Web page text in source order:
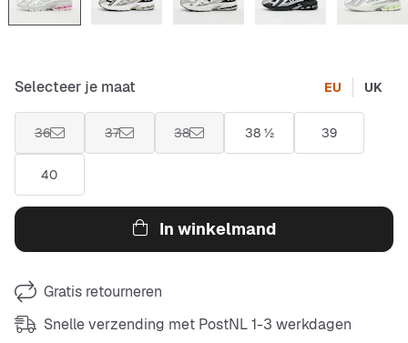
Selecteer je maat EU UK
36 37 38 38 ½ 39
40
In winkelmand
Gratis retourneren
Snelle verzending met PostNL 1-3 werkdagen